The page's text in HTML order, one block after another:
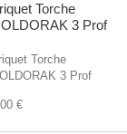
Torche
3 Prof
Torche
3 Prof
€